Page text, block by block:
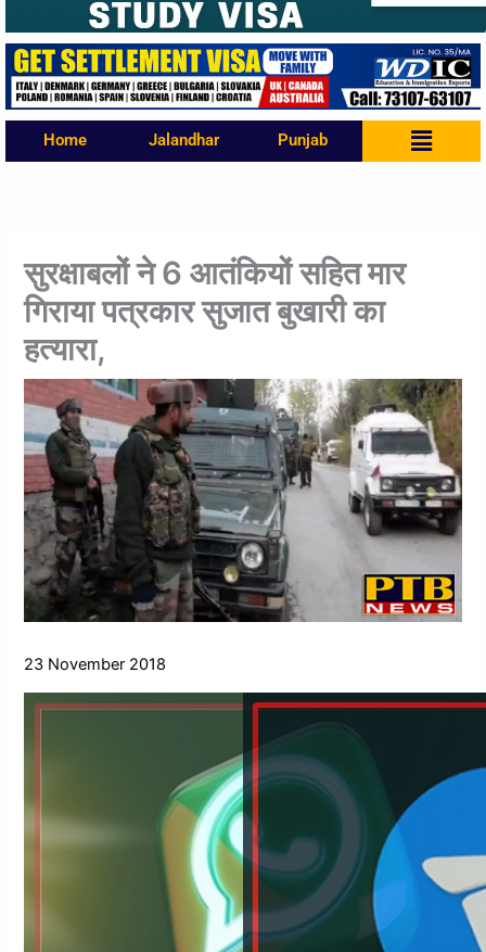
Home Jalandhar Punjab Menu
सुरक्षाबलों ने 6 आतंकियों सहित मार
गिराया पत्रकार सुजात बुखारी का
हत्यारा,
23 November 2018